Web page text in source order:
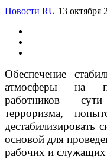
Новости RU 13 октября
Обеспечение
атмосферы на
работников
терроризма,
дестабилизировать
основой для
рабочих и